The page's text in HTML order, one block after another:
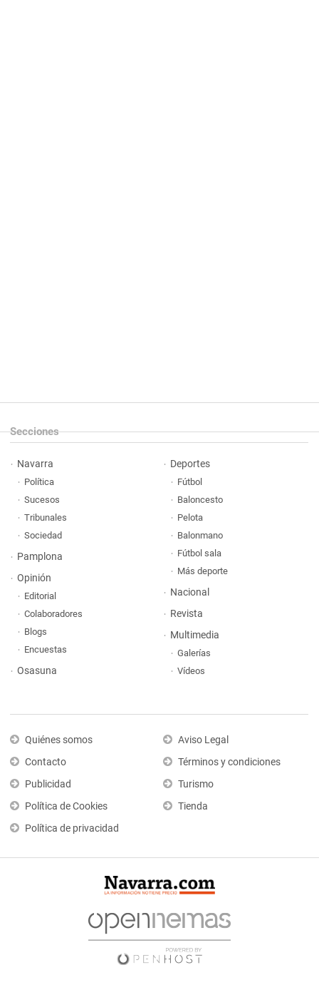
Secciones
Navarra
Política
Sucesos
Tribunales
Sociedad
Pamplona
Opinión
Editorial
Colaboradores
Blogs
Encuestas
Osasuna
Deportes
Fútbol
Baloncesto
Pelota
Balonmano
Fútbol sala
Más deporte
Nacional
Revista
Multimedia
Galerías
Vídeos
Quiénes somos
Contacto
Publicidad
Política de Cookies
Política de privacidad
Aviso Legal
Términos y condiciones
Turismo
Tienda